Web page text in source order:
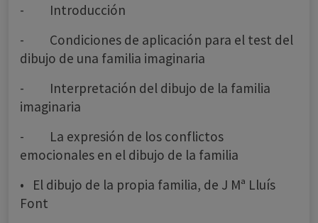
- Introducción
- Condiciones de aplicación para el test del
dibujo de una familia imaginaria
- Interpretación del dibujo de la familia
imaginaria
- La expresión de los conflictos
emocionales en el dibujo de la familia
• El dibujo de la propia familia, de J Mª Lluís
Font